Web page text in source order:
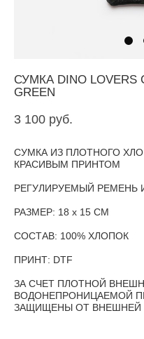
СУМКА DINO LOVERS
GREEN
3 100 pуб.
СУМКА ИЗ ПЛОТНОГО
КРАСИВЫМ ПРИНТОМ
РЕГУЛИРУЕМЫЙ РЕМЕНЬ
РАЗМЕР: 18 х 15 СМ
СОСТАВ: 100% ХЛОПОК
ПРИНТ: DTF
ЗА СЧЕТ ПЛОТНОЙ
ВОДОНЕПРОНИЦАЕМОЙ
ЗАЩИЩЕНЫ ОТ ВНЕШНЕЙ